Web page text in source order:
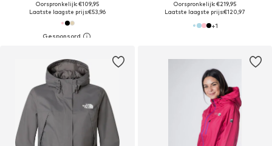
Oorspronkelijk: €109,95
Laatste laagste prijs:€53,96
Oorspronkelijk: €219,95
Laatste laagste prijs:€120,97
+1